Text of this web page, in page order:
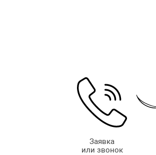
Заявка
или звонок